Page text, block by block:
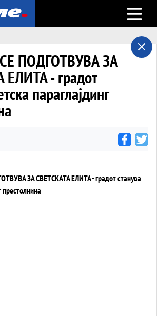
Open
ПОДГОТВУВА ЗА
- градот
параглајдинг